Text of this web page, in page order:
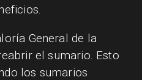
General de la
el sumario. Esto
los sumarios